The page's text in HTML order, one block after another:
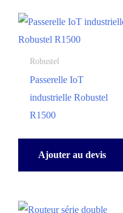
Robustel
Passerelle IoT
industrielle Robustel
R1500
Ajouter au devis